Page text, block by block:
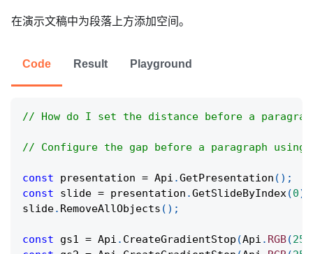
在演示文稿中为段落上方添加空间。
Code Result Playground
// How do I set the distance before a
// Configure the gap before a paragraph
const presentation = Api .GetPresentation ( ) ;
const slide = presentation .GetSlideByIndex(0)
slide. RemoveAllObjects ( ) ;
const gs1 = Api . CreateGradientStop (Api . RGB(255